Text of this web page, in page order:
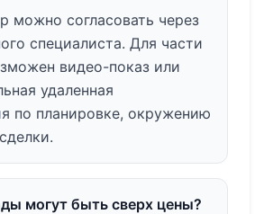
можно согласовать через
специалиста. Для части
видео-показ или
удаленная
по планировке, окружению
могут быть сверх цены?